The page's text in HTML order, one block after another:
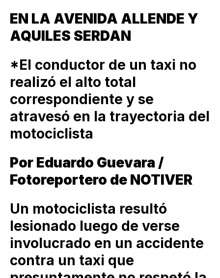
EN LA AVENIDA ALLENDE Y
AQUILES SERDAN
*El conductor de un taxi no
realizó el alto total
correspondiente y se
atravesó en la trayectoria del
motociclista
Por Eduardo Guevara /
Fotoreportero de NOTIVER
Un motociclista resultó
lesionado luego de verse
involucrado en un accidente
contra un taxi que